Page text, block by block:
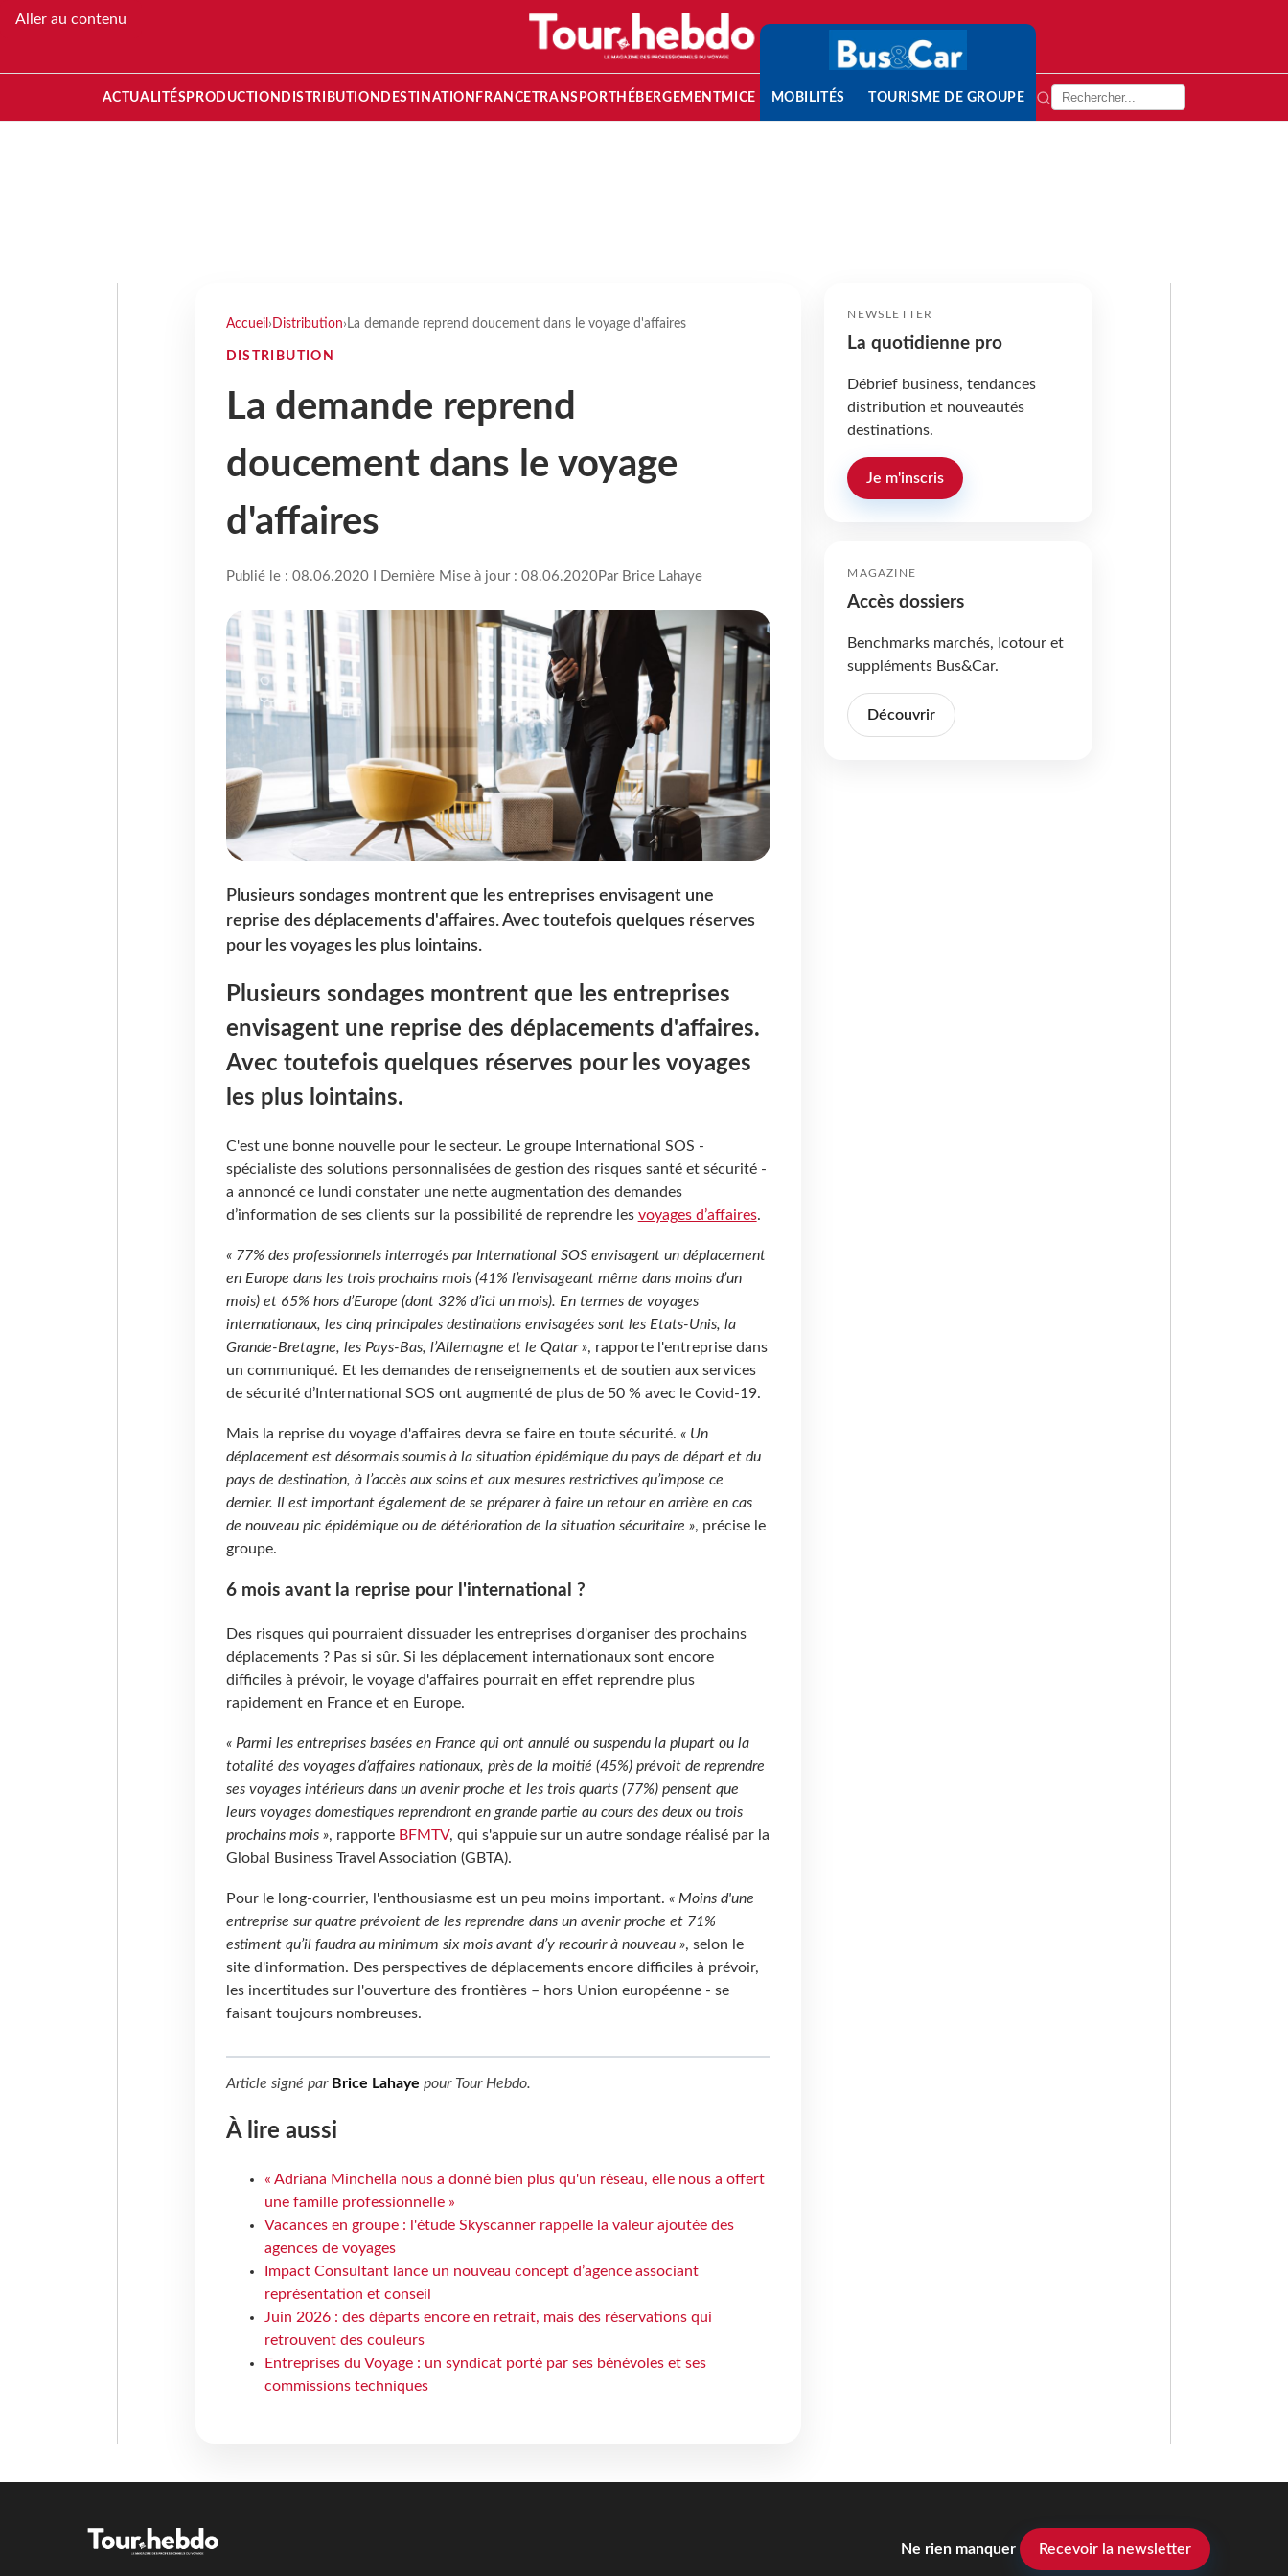
Aller au contenu
ACTUALITÉS PRODUCTION DISTRIBUTION DESTINATION FRANCETRANSPORT HÉBERGEMENTMICE MOBILITÉS TOURISME DE GROUPE
Accueil › Distribution› La demande reprend doucement dans le voyage d'affaires
DISTRIBUTION
La demande reprend
doucement dans le voyage
d'affaires
Publié le : 08.06.2020 I Dernière Mise à jour : 08.06.2020Par Brice Lahaye
Plusieurs sondages montrent que les entreprises envisagent une
reprise des déplacements d'affaires. Avec toutefois quelques réserves
pour les voyages les plus lointains.
Plusieurs sondages montrent que les entreprises
envisagent une reprise des déplacements d'affaires.
Avec toutefois quelques réserves pour les voyages
les plus lointains.
C'est une bonne nouvelle pour le secteur. Le groupe International SOS -
spécialiste des solutions personnalisées de gestion des risques santé et sécurité -
a annoncé ce lundi constater une nette augmentation des demandes
d’information de ses clients sur la possibilité de reprendre les voyages d’affaires.
« 77% des professionnels interrogés par International SOS envisagent un déplacement
en Europe dans les trois prochains mois (41% l’envisageant même dans moins d’un
mois) et 65% hors d’Europe (dont 32% d’ici un mois). En termes de voyages
internationaux, les cinq principales destinations envisagées sont les Etats-Unis, la
Grande-Bretagne, les Pays-Bas, l’Allemagne et le Qatar », rapporte l'entreprise dans
un communiqué. Et les demandes de renseignements et de soutien aux services
de sécurité d’International SOS ont augmenté de plus de 50 % avec le Covid-19.
Mais la reprise du voyage d'affaires devra se faire en toute sécurité. « Un
déplacement est désormais soumis à la situation épidémique du pays de départ et du
pays de destination, à l’accès aux soins et aux mesures restrictives qu’impose ce
dernier. Il est important également de se préparer à faire un retour en arrière en cas
de nouveau pic épidémique ou de détérioration de la situation sécuritaire », précise le
groupe.
6 mois avant la reprise pour l'international ?
Des risques qui pourraient dissuader les entreprises d'organiser des prochains
déplacements ? Pas si sûr. Si les déplacement internationaux sont encore
difficiles à prévoir, le voyage d'affaires pourrait en effet reprendre plus
rapidement en France et en Europe.
« Parmi les entreprises basées en France qui ont annulé ou suspendu la plupart ou la
totalité des voyages d’affaires nationaux, près de la moitié (45%) prévoit de reprendre
ses voyages intérieurs dans un avenir proche et les trois quarts (77%) pensent que
leurs voyages domestiques reprendront en grande partie au cours des deux ou trois
prochains mois », rapporte BFMTV, qui s'appuie sur un autre sondage réalisé par la
Global Business Travel Association (GBTA).
Pour le long-courrier, l'enthousiasme est un peu moins important. « Moins d'une
entreprise sur quatre prévoient de les reprendre dans un avenir proche et 71%
estiment qu’il faudra au minimum six mois avant d’y recourir à nouveau », selon le
site d'information. Des perspectives de déplacements encore difficiles à prévoir,
les incertitudes sur l'ouverture des frontières – hors Union européenne - se
faisant toujours nombreuses.
Article signé par Brice Lahaye pour Tour Hebdo.
À lire aussi
« Adriana Minchella nous a donné bien plus qu'un réseau, elle nous a offert
une famille professionnelle »
Vacances en groupe : l'étude Skyscanner rappelle la valeur ajoutée des
agences de voyages
Impact Consultant lance un nouveau concept d’agence associant
représentation et conseil
Juin 2026 : des départs encore en retrait, mais des réservations qui
retrouvent des couleurs
Entreprises du Voyage : un syndicat porté par ses bénévoles et ses
commissions techniques
NEWSLETTER
La quotidienne pro
Débrief business, tendances
distribution et nouveautés
destinations.
Je m'inscris
MAGAZINE
Accès dossiers
Benchmarks marchés, Icotour et
suppléments Bus&Car.
Découvrir
Ne rien manquer Recevoir la newsletter